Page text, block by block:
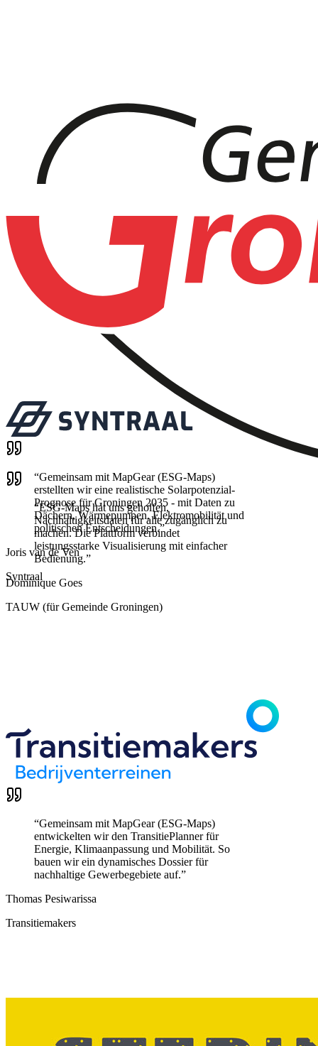
“ESG-Maps hat uns geholfen,
Nachhaltigkeitsdaten für alle zugänglich zu
machen. Die Plattform verbindet
leistungsstarke Visualisierung mit einfacher
Bedienung.”
Dominique Goes
TAUW (für Gemeinde Groningen)
“Gemeinsam mit MapGear (ESG-Maps)
erstellten wir eine realistische Solarpotenzial-
Prognose für Groningen 2035 - mit Daten zu
Dächern, Wärmepumpen, Elektromobilität und
politischen Entscheidungen.”
Joris van de Ven
Syntraal
“Gemeinsam mit MapGear (ESG-Maps)
entwickelten wir den TransitiePlanner für
Energie, Klimaanpassung und Mobilität. So
bauen wir ein dynamisches Dossier für
nachhaltige Gewerbegebiete auf.”
Thomas Pesiwarissa
Transitiemakers